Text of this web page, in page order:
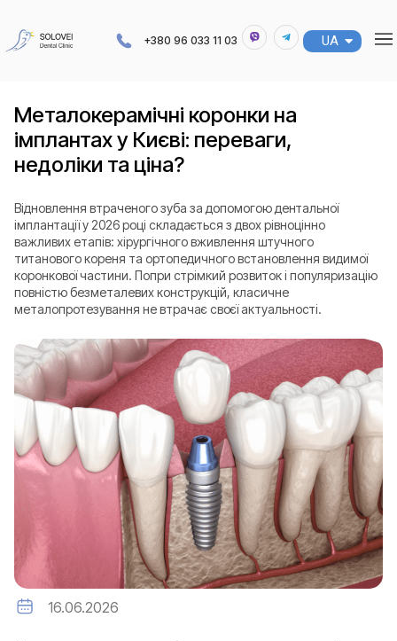
+380 96 033 11 03 UA
RU
Металокерамічні коронки на
імплантах у Києві: переваги,
недоліки та ціна?
Відновлення втраченого зуба за допомогою дентальної
імплантації у 2026 році складається з двох рівноцінно
важливих етапів: хірургічного вживлення штучного
титанового кореня та ортопедичного встановлення видимої
коронкової частини. Попри стрімкий розвиток і популяризацію
повністю безметалевих конструкцій, класичне
металопротезування не втрачає своєї актуальності.
16.06.2026